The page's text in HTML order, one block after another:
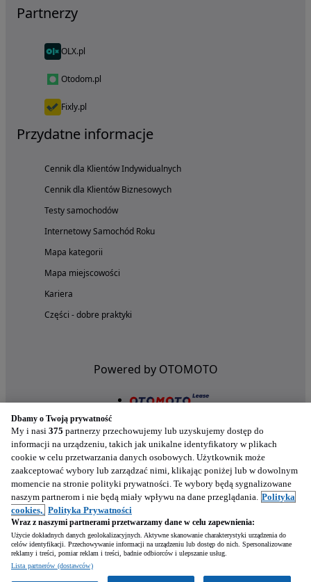
Partnerzy
OLX.pl
Otodom.pl
Fixly.pl
Przydatne informacje
Cennik dla Klientów Indywidualnych
Cennik dla Klientów Biznesowych
Testy samochodów
Internetowy Samochód Roku
Mapa kategorii
Mapa miejscowości
Kariera
Części - dobre praktyki
Powered by OTOMOTO
Nasze aplikacje w twoim telefonie
Dbamy o Twoją prywatność
My i nasi 375 partnerzy przechowujemy lub uzyskujemy dostęp do
informacji na urządzeniu, takich jak unikalne identyfikatory w plikach
cookie w celu przetwarzania danych osobowych. Użytkownik może
zaakceptować wybory lub zarządzać nimi, klikając poniżej lub w dowolnym
momencie na stronie polityki prywatności. Te wybory będą sygnalizowane
naszym partnerom i nie będą miały wpływu na dane przeglądania. Polityka
cookies, Polityka Prywatności
Wraz z naszymi partnerami przetwarzamy dane w celu zapewnienia:
Użycie dokładnych danych geolokalizacyjnych. Aktywne skanowanie charakterystyki urządzenia do
celów identyfikacji. Przechowywanie informacji na urządzeniu lub dostęp do nich. Spersonalizowane
reklamy i treści, pomiar reklam i treści, badnie odbiorców i ulepszanie usług.
Lista partnerów (dostawców)